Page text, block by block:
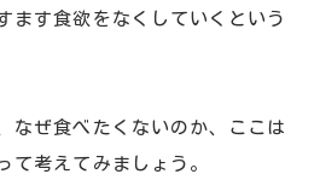
ます食欲をなくしていくという
なぜ食べたくないのか、ここは
て考えてみましょう。